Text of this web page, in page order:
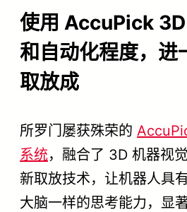
使用 AccuPick
和自动化程度，进
取放成
所罗门屡获殊荣的
系统，融合了 3D 机器视
新取放技术，让机器人具
大脑一样的思考能力，显